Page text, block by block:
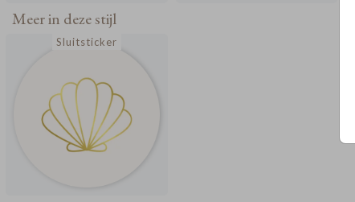
Meer in deze stijl
Sluitsticker